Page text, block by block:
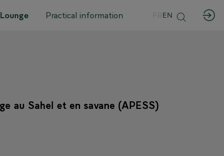
Practical information FREN
au Sahel et en savane (APESS)